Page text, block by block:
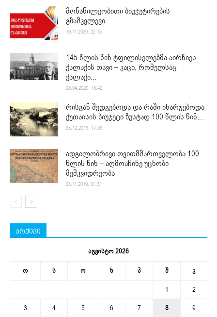
მონაწილეობითი ბიუჯეტირების
გზამკვლევი
19.11.2020. 22:13
145 წლის წინ ტფილისელებმა აირჩიეს
ქალაქის თავი – კაცი, რომელსაც
ქალაქი...
28.04.2020. 15:42
რისგან შედგებოდა და რაში იხარჯებოდა
ქუთაისის ბიუჯეტი ზუსტად 100 წლის წინ,...
25.12.2019. 17:39
ადგილობრივი თვითმმართველობა 100
წლის წინ – აღმოაჩინე უცნობი
მემკვიდრეობა
23.11.2019. 01:31
არქივი
აგვისტო 2026
ო ს ო ხ პ შ კ
1
2
3
4 5 6 7 8
9